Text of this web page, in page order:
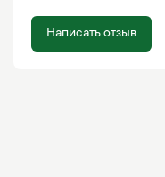
Написать отзыв